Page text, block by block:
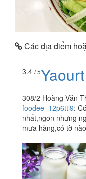
Các địa điểm
3.4 / 5
308/2 Hoàng Văn
foodee_12p6ttl9:
nhất,ngon nhưng
mưa hàng,có tờ